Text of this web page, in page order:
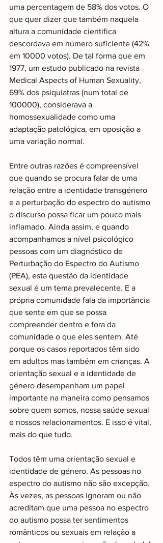
uma percentagem de 58% dos votos. O
que quer dizer que também naquela
altura a comunidade cientifica
descordava em número suficiente (42%
em 10000 votos). De tal forma que em
1977, um estudo publicado na revista
Medical Aspects of Human Sexuality,
69% dos psiquiatras (num total de
100000), considerava a
homossexualidade como uma
adaptação patológica, em oposição a
uma variação normal.
Entre outras razões é compreensível
que quando se procura falar de uma
relação entre a identidade transgénero
e a perturbação do espectro do autismo
o discurso possa ficar um pouco mais
inflamado. Ainda assim, e quando
acompanhamos a nível psicológico
pessoas com um diagnóstico de
Perturbação do Espectro do Autismo
(PEA), esta questão da identidade
sexual é um tema prevalecente. E a
própria comunidade fala da importância
que sente em que se possa
compreender dentro e fora da
comunidade o que eles sentem. Até
porque os casos reportados têm sido
em adultos mas também em crianças. A
orientação sexual e a identidade de
género desempenham um papel
importante na maneira como pensamos
sobre quem somos, nossa saúde sexual
e nossos relacionamentos. E isso é vital,
mais do que tudo.
Todos têm uma orientação sexual e
identidade de género. As pessoas no
espectro do autismo não são excepção.
Às vezes, as pessoas ignoram ou não
acreditam que uma pessoa no espectro
do autismo possa ter sentimentos
românticos ou sexuais em relação a